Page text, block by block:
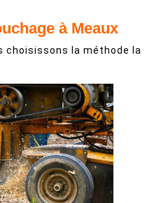
à Meaux
choisissons la méthode la